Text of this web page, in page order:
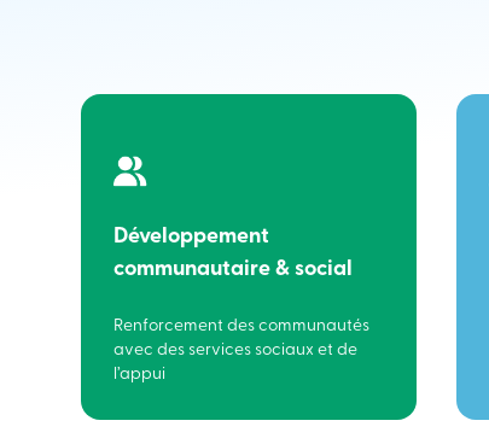
Développement
communautaire & social
Renforcement des communautés
avec des services sociaux et de
l’appui